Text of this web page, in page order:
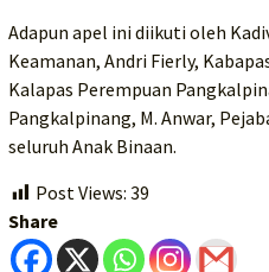
Adapun apel ini diikuti oleh
Keamanan, Andri Fierly,
Kalapas Perempuan
Pangkalpinang, M. Anwar,
seluruh Anak Binaan.
Post Views: 39
Share